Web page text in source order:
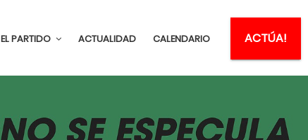
ACTÚA!
EL PARTIDO ACTUALIDAD CALENDARIO